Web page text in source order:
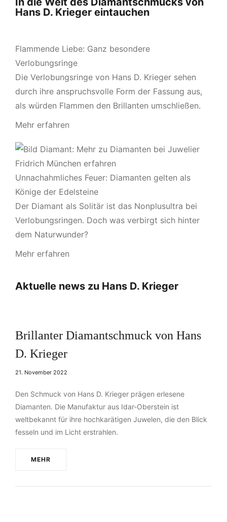
Hans D. Krieger eintauchen
Flammende Liebe: Ganz besondere
Verlobungsringe
Die Verlobungsringe von Hans D. Krieger sehen
durch ihre anspruchsvolle Form der Fassung aus,
als würden Flammen den Brillanten umschließen.
Mehr erfahren
Unnachahmliches Feuer: Diamanten gelten als
Könige der Edelsteine
Der Diamant als Solitär ist das Nonplusultra bei
Verlobungsringen. Doch was verbirgt sich hinter
dem Naturwunder?
Mehr erfahren
Aktuelle news zu Hans D. Krieger
Brillanter Diamantschmuck von Hans
D. Krieger
21. November 2022
Den Schmuck von Hans D. Krieger prägen erlesene
Diamanten. Die Manufaktur aus Idar-Oberstein ist
weltbekannt für ihre hochkarätigen Juwelen, die den Blick
fesseln und im Licht erstrahlen.
MEHR